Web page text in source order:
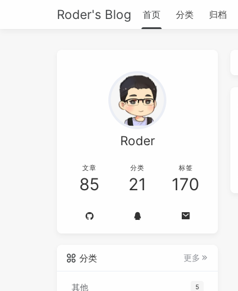
Roder's Blog 首页 分类 归档
Roder
文章
85
分类
21
标签
170
分类 更多
其他 5